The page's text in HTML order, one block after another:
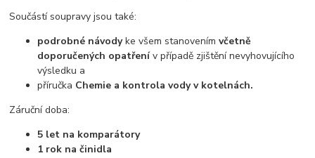
Součástí soupravy jsou také:
podrobné návodyke všem stanovenímvčetně
doporučených opatřenív případě zjištění nevyhovujícího
výsledku a
příručka Chemie a kontrola vody v kotelnách.
Záruční doba:
5 let na komparátory
1 rok na činidla